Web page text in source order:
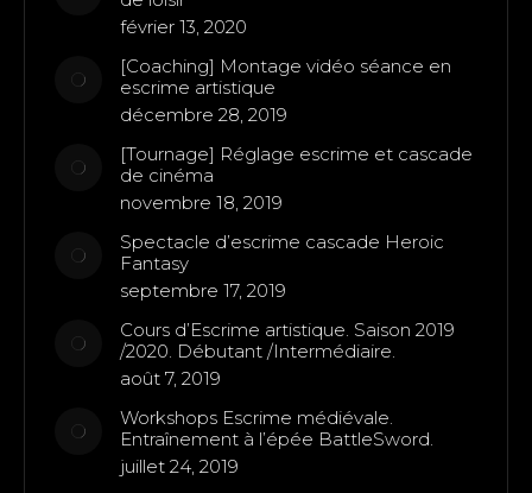
février 13, 2020
[Coaching] Montage vidéo séance en
escrime artistique
décembre 28, 2019
[Tournage] Réglage escrime et cascade
de cinéma
novembre 18, 2019
Spectacle d’escrime cascade Heroic
Fantasy
septembre 17, 2019
Cours d’Escrime artistique. Saison 2019
/2020. Débutant /Intermédiaire.
août 7, 2019
Workshops Escrime médiévale.
Entraînement à l’épée BattleSword.
juillet 24, 2019